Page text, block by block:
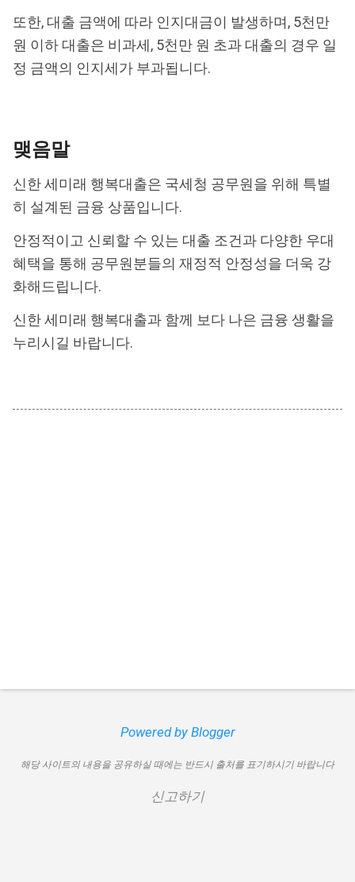
또한, 대출 금액에 따라 인지대금이 발생하며, 5천만
원 이하 대출은 비과세, 5천만 원 초과 대출의 경우 일
정 금액의 인지세가 부과됩니다.
맺음말
신한 세미래 행복대출은 국세청 공무원을 위해 특별
히 설계된 금융 상품입니다.
안정적이고 신뢰할 수 있는 대출 조건과 다양한 우대
혜택을 통해 공무원분들의 재정적 안정성을 더욱 강
화해드립니다.
신한 세미래 행복대출과 함께 보다 나은 금융 생활을
누리시길 바랍니다.
Powered by Blogger
해당 사이트의 내용을 공유하실 때에는 반드시 출처를 표기하시기 바랍니다
신고하기